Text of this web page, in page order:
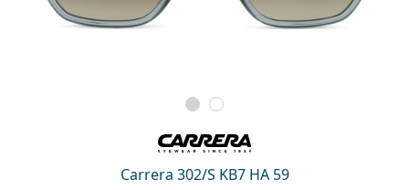
Carrera 302/S KB7 HA 59